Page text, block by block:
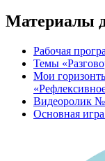
Материалы
Рабочая
Темы
Мои
Видеоролик
Основная